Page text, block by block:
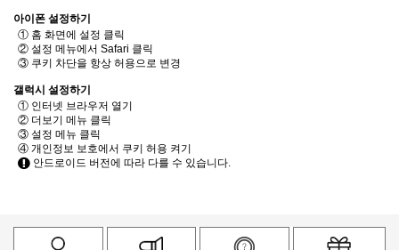
아이폰 설정하기
① 홈 화면에 설정 클릭
② 설정 메뉴에서 Safari 클릭
③ 쿠키 차단을 항상 허용으로 변경
갤럭시 설정하기
① 인터넷 브라우저 열기
② 더보기 메뉴 클릭
③ 설정 메뉴 클릭
④ 개인정보 보호에서 쿠키 허용 켜기
안드로이드 버전에 따라 다를 수 있습니다.